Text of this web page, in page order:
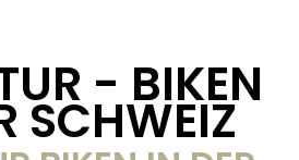
- BIKEN
SCHWEIZ